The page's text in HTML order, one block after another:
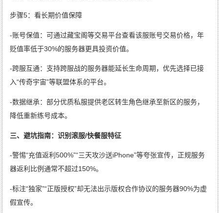
步骤5：看长期价值保障
-账号保值：可通过藏宝阁等交易平台查看该服账号交易价格，年
贬值率低于30%的服务器更具投资价值。
-跨服互通：支持跨服战的服务器能延长生命周期，优先选择已接
入“传奇宇宙”等联盟体系的平台。
-数据继承：部分优质私服提供老区转生角色继承至新区的服务，
降低重新练号成本。
三、避坑指南：识别滚服/快餐服特征
-警惕“充值返利500%”“三天攻沙送iPhone”等夸张宣传，正规服务
器返利比例通常不超过150%。
-标注“独家”“正版授权”却无法出示版权合作协议的服务器90%为虚
假宣传。